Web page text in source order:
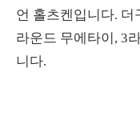
언 홀츠켄입니다. 더
라운드 무에타이, 3
니다.